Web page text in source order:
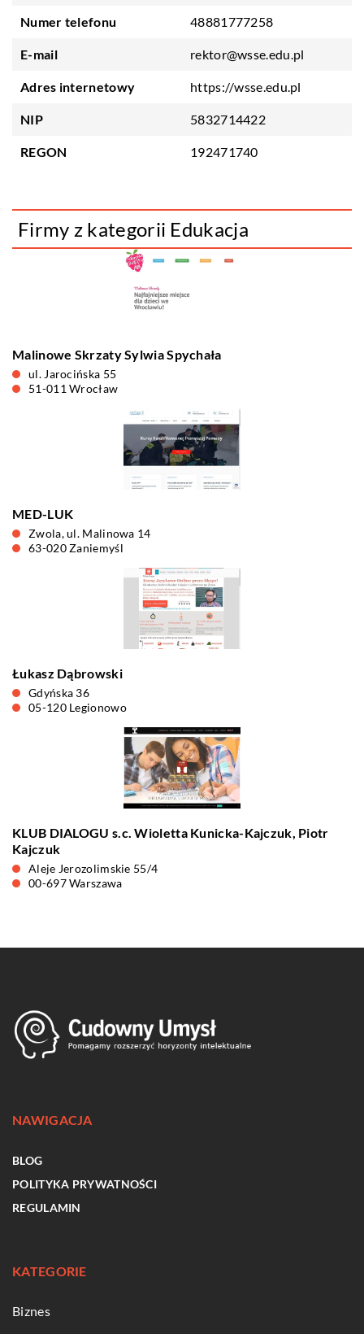
Numer telefonu 48881777258
E-mail rektor@wsse.edu.pl
Adres internetowy https://wsse.edu.pl
NIP 5832714422
REGON 192471740
Firmy z kategorii Edukacja
Malinowe Skrzaty Sylwia Spychała
ul. Jarocińska 55
51-011 Wrocław
MED-LUK
Zwola, ul. Malinowa 14
63-020 Zaniemyśl
Łukasz Dąbrowski
Gdyńska 36
05-120 Legionowo
KLUB DIALOGU s.c. Wioletta Kunicka-Kajczuk, Piotr
Kajczuk
Aleje Jerozolimskie 55/4
00-697 Warszawa
NAWIGACJA
BLOG
POLITYKA PRYWATNOŚCI
REGULAMIN
KATEGORIE
Biznes